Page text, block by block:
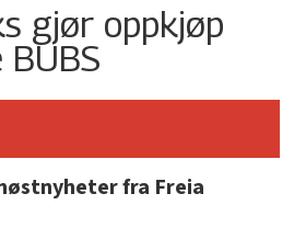
gjør oppkjøp
fra Freia